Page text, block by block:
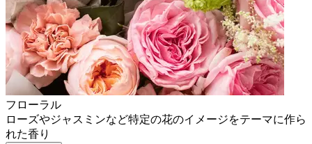
フローラル
ローズやジャスミンなど特定の花のイメージをテーマに作ら
れた香り